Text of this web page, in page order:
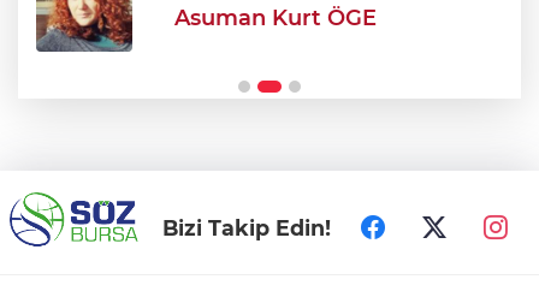
Bursa Festivali’nde 'Cimri' rüzgarı: Tam
Asuman Kurt ÖGE
Bizi Takip Edin!